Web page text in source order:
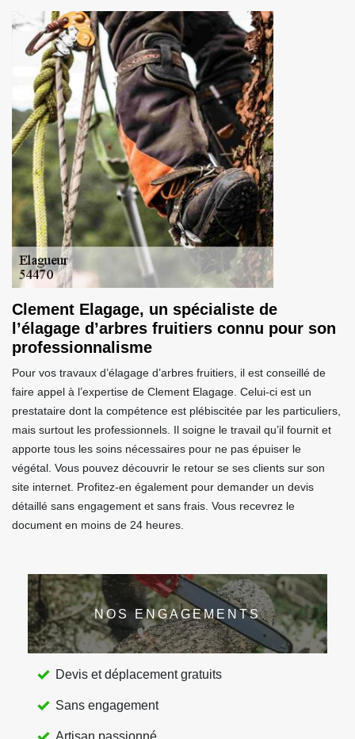
Clement Elagage, un spécialiste de
l’élagage d’arbres fruitiers connu pour son
professionnalisme
Pour vos travaux d’élagage d’arbres fruitiers, il est conseillé de
faire appel à l’expertise de Clement Elagage. Celui-ci est un
prestataire dont la compétence est plébiscitée par les particuliers,
mais surtout les professionnels. Il soigne le travail qu’il fournit et
apporte tous les soins nécessaires pour ne pas épuiser le
végétal. Vous pouvez découvrir le retour se ses clients sur son
site internet. Profitez-en également pour demander un devis
détaillé sans engagement et sans frais. Vous recevrez le
document en moins de 24 heures.
NOS ENGAGEMENTS
Devis et déplacement gratuits
Sans engagement
Artisan passionné